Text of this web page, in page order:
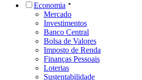
Economia
Mercado
Investimentos
Banco Central
Bolsa de Valores
Imposto de Renda
Finanças Pessoais
Loterias
Sustentabilidade